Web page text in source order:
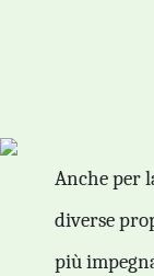
Anche per
diverse
più